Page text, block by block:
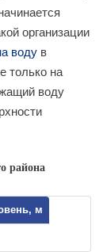
организации
воду в
только на
воду
района
м